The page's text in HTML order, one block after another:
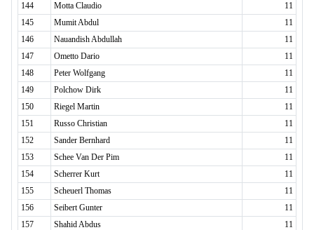
144
Motta Claudio
11
145
Mumit Abdul
11
146
Nauandish Abdullah
11
147
Ometto Dario
11
148
Peter Wolfgang
11
149
Polchow Dirk
11
150
Riegel Martin
11
151
Russo Christian
11
152
Sander Bernhard
11
153
Schee Van Der Pim
11
154
Scherrer Kurt
11
155
Scheuerl Thomas
11
156
Seibert Gunter
11
157
Shahid Abdus
11